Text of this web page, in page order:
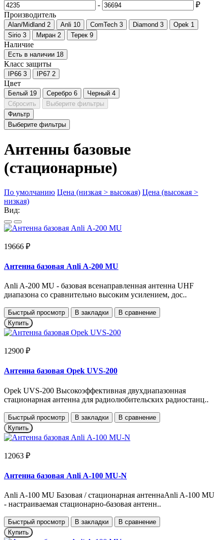
-
₽
Производитель
Alan/Midland 2 Anli 10 ComTech 3 Diamond 3 Opek 1
Sirio 3 Миран 2 Терек 9
Наличие
Есть в наличии 18
Класс защиты
IP66 3 IP67 2
Цвет
Белый 19 Серебро 6 Черный 4
Сбросить
Выберите фильтры
Фильтр
Выберите фильтры
Антенны базовые
(стационарные)
По умолчанию Цена (низкая > высокая) Цена (высокая >
низкая)
Вид:
19666 ₽
Антенна базовая Anli А-200 MU
Anli A-200 MU - базовая всенаправленная антенна UHF
диапазона со сравнительно высоким усилением, дос..
Быстрый просмотр В закладки
В сравнение
Купить
12900 ₽
Антенна базовая Opek UVS-200
Opek UVS-200 Высокоэффективная двухдиапазонная
стационарная антенна для радиолюбительских радиостанц..
Быстрый просмотр В закладки
В сравнение
Купить
12063 ₽
Антенна базовая Anli А-100 MU-N
Anli A-100 MU Базовая / стационарная антеннаAnli A-100 MU
- настраиваемая стационарно-базовая антенн..
Быстрый просмотр В закладки
В сравнение
Купить